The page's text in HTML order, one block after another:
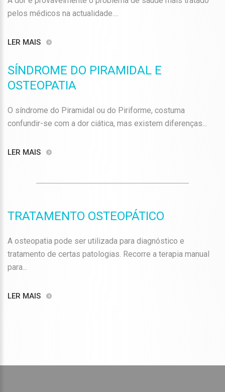
pelos médicos na actualidade....
LER MAIS
SÍNDROME DO PIRAMIDAL E
OSTEOPATIA
O síndrome do Piramidal ou do Piriforme, costuma
confundir-se com a dor ciática, mas existem diferenças...
LER MAIS
TRATAMENTO OSTEOPÁTICO
A osteopatia pode ser utilizada para diagnóstico e
tratamento de certas patologias. Recorre a terapia manual
para...
LER MAIS